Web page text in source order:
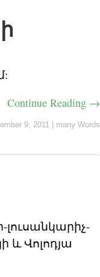
Continue Reading →
9, 2011 many Words
և Վոլոդյա